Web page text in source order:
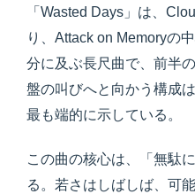
「Wasted Days」は、
り、Attack on Memoryの
分に及ぶ長尺曲で、前半
盤の叫びへと向かう構成
最も端的に示している。
この曲の核心は、「無駄
る。若さはしばしば、可